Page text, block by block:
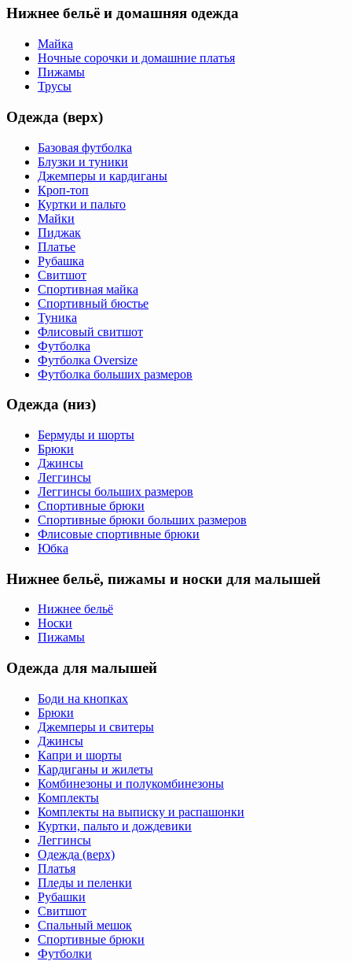
Нижнее бельё и домашняя одежда
Майка
Ночные сорочки и домашние платья
Пижамы
Трусы
Одежда (верх)
Базовая футболка
Блузки и туники
Джемперы и кардиганы
Кроп-топ
Куртки и пальто
Майки
Пиджак
Платье
Рубашка
Свитшот
Спортивная майка
Спортивный бюстье
Туника
Флисовый свитшот
Футболка
Футболка Oversize
Футболка больших размеров
Одежда (низ)
Бермуды и шорты
Брюки
Джинсы
Леггинсы
Леггинсы больших размеров
Спортивные брюки
Спортивные брюки больших размеров
Флисовые спортивные брюки
Юбка
Нижнее бельё, пижамы и носки для малышей
Нижнее бельё
Носки
Пижамы
Одежда для малышей
Боди на кнопках
Брюки
Джемперы и свитеры
Джинсы
Капри и шорты
Кардиганы и жилеты
Комбинезоны и полукомбинезоны
Комплекты
Комплекты на выписку и распашонки
Куртки, пальто и дождевики
Леггинсы
Одежда (верх)
Платья
Пледы и пеленки
Рубашки
Свитшот
Спальный мешок
Спортивные брюки
Футболки